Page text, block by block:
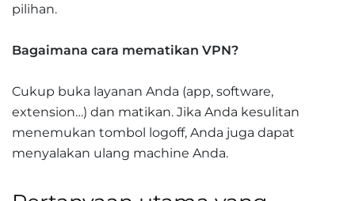
pilihan.
Bagaimana cara mematikan VPN?
Cukup buka layanan Anda (app, software,
extension…) dan matikan. Jika Anda kesulitan
menemukan tombol logoff, Anda juga dapat
menyalakan ulang machine Anda.